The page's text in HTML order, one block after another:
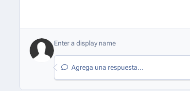
Agrega una respuesta...